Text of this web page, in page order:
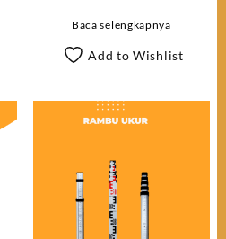
Baca selengkapnya
Add to Wishlist